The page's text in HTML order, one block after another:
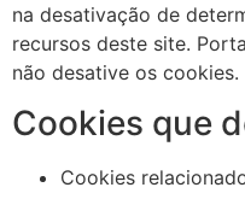
na desativação de
recursos deste site.
não desative os cookies.
Cookies que
Cookies